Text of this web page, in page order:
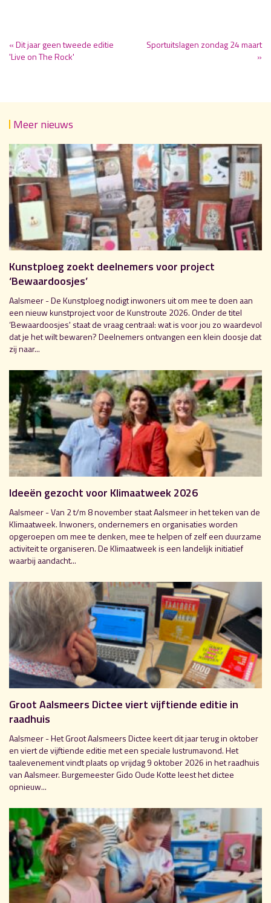
« Dit jaar geen tweede editie
'Live on The Rock'
Sportuitslagen zondag 24 maart
»
Meer nieuws
Kunstploeg zoekt deelnemers voor project
‘Bewaardoosjes’
Aalsmeer - De Kunstploeg nodigt inwoners uit om mee te doen aan
een nieuw kunstproject voor de Kunstroute 2026. Onder de titel
‘Bewaardoosjes' staat de vraag centraal: wat is voor jou zo waardevol
dat je het wilt bewaren? Deelnemers ontvangen een klein doosje dat
zij naar...
Ideeën gezocht voor Klimaatweek 2026
Aalsmeer - Van 2 t/m 8 november staat Aalsmeer in het teken van de
Klimaatweek. Inwoners, ondernemers en organisaties worden
opgeroepen om mee te denken, mee te helpen of zelf een duurzame
activiteit te organiseren. De Klimaatweek is een landelijk initiatief
waarbij aandacht...
Groot Aalsmeers Dictee viert vijftiende editie in
raadhuis
Aalsmeer - Het Groot Aalsmeers Dictee keert dit jaar terug in oktober
en viert de vijftiende editie met een speciale lustrumavond. Het
taalevenement vindt plaats op vrijdag 9 oktober 2026 in het raadhuis
van Aalsmeer. Burgemeester Gido Oude Kotte leest het dictee
opnieuw...